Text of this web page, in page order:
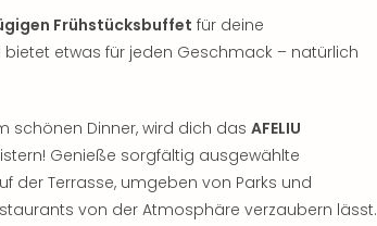
Frühstücksbuffet für deine
etwas für jeden Geschmack – natürlich
schönen Dinner, wird dich das AFELIU
Genieße sorgfältig ausgewählte
der Terrasse, umgeben von Parks und
von der Atmosphäre verzaubern lässt.